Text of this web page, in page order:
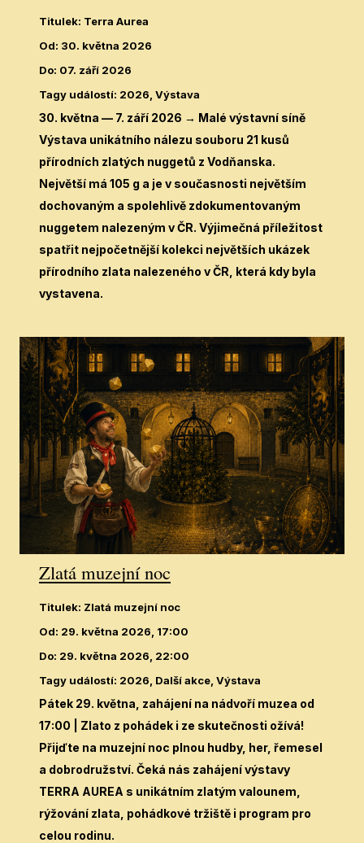
Titulek: Terra Aurea
Od: 30. května 2026
Do: 07. září 2026
Tagy událostí: 2026, Výstava
30. května — 7. září 2026 → Malé výstavní síně
Výstava unikátního nálezu souboru 21 kusů
přírodních zlatých nuggetů z Vodňanska.
Největší má 105 g a je v současnosti největším
dochovaným a spolehlivě zdokumentovaným
nuggetem nalezeným v ČR. Výjimečná příležitost
spatřit nejpočetnější kolekci největších ukázek
přírodního zlata nalezeného v ČR, která kdy byla
vystavena.
Zlatá muzejní noc
Titulek: Zlatá muzejní noc
Od: 29. května 2026, 17:00
Do: 29. května 2026, 22:00
Tagy událostí: 2026, Další akce, Výstava
Pátek 29. května, zahájení na nádvoří muzea od
17:00 | Zlato z pohádek i ze skutečnosti ožívá!
Přijďte na muzejní noc plnou hudby, her, řemesel
a dobrodružství. Čeká nás zahájení výstavy
TERRA AUREA s unikátním zlatým valounem,
rýžování zlata, pohádkové tržiště i program pro
celou rodinu.